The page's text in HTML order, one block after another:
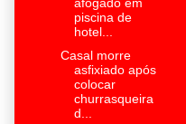
piscina de
hotel...
Casal morre
asfixiado após
colocar
churrasqueira
d...